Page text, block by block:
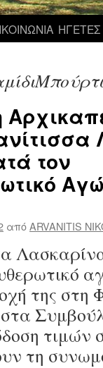
ΗΓΕΤΕΣ
τον
απόARVANITIS
της στη
στα
τιμών
τη